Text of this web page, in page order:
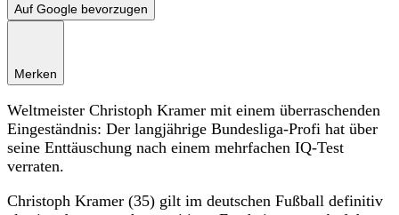
Auf Google bevorzugen
Merken
Weltmeister Christoph Kramer mit einem überraschenden
Eingeständnis: Der langjährige Bundesliga-Profi hat über
seine Enttäuschung nach einem mehrfachen IQ-Test
verraten.
Christoph Kramer (35) gilt im deutschen Fußball definitiv